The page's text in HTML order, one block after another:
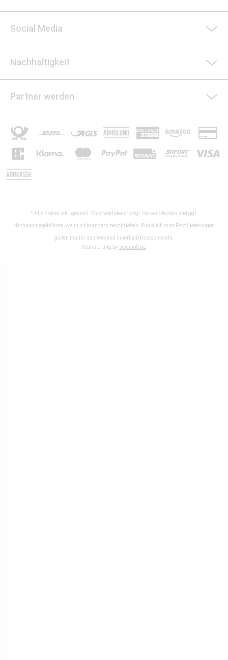
Social Media
Nachhaltigkeit
Partner werden
* Alle Preise inkl. gesetzl. Mehrwertsteuer zzgl. Versandkosten und ggf.
Nachnahmegebühren, wenn nicht anders beschrieben. Pünktlich zum Fest Lieferungen
gelten nur für den Versand innerhalb Deutschlands.
Realisierung by sewisoft.de